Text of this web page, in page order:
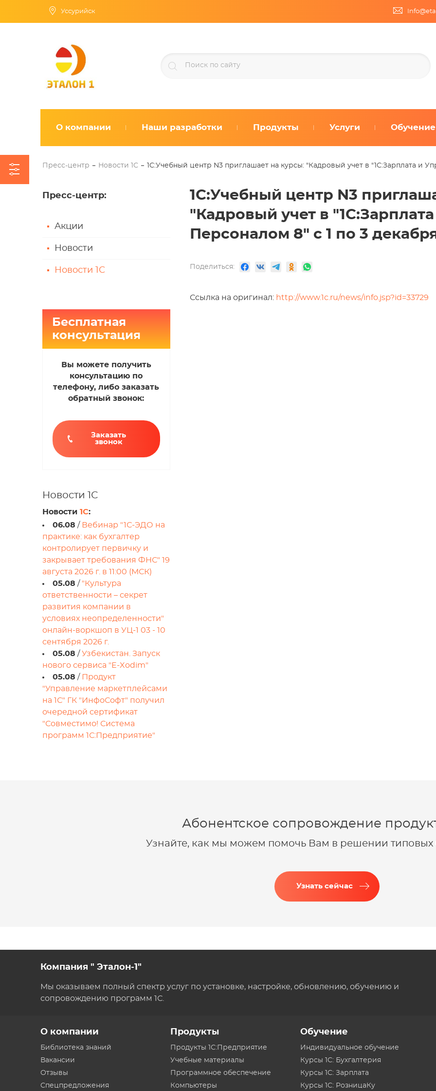
Уссурийск
О компании Наши разработки Продукты Услуги Обучение
Пресс-центр Новости 1С 1С:Учебный центр N3 приглашает на курсы: "Кадровый учет в "1С:Зарплата и
Пресс-центр:
Акции
Новости
Новости 1С
Бесплатная
консультация
Вы можете получить
консультацию по
телефону, либо заказать
обратный звонок:
Заказать
звонок
Новости 1С
Новости 1С:
06.08 / Вебинар "1С-ЭДО на
практике: как бухгалтер
контролирует первичку и
закрывает требования ФНС" 19
августа 2026 г. в 11:00 (МСК)
05.08 / "Культура
ответственности – секрет
развития компании в
условиях неопределенности"
онлайн-воркшоп в УЦ-1 03 - 10
сентября 2026 г.
05.08 / Узбекистан. Запуск
нового сервиса "E-Xodim"
05.08 / Продукт
"Управление маркетплейсами
на 1С" ГК "ИнфоСофт" получил
очередной сертификат
"Совместимо! Система
программ 1С:Предприятие"
1С:Учебный центр N3
"Кадровый учет в
Персоналом 8" с 1 по 3
Поделиться:
Ссылка на оригинал: http://www.1c.ru/news/info.jsp?id=33729
Абонентское сопровождение
Узнайте, как мы можем помочь Вам в решении типовых
Узнать сейчас
Компания " Эталон-1"
Мы оказываем полный спектр услуг по установке, настройке, обновлению, обучению и
сопровождению программ 1С.
О компании
Библиотека знаний
Вакансии
Отзывы
Спецпредложения
Продукты
Продукты 1С:Предприятие
Учебные материалы
Программное обеспечение
Компьютеры
Обучение
Индивидуальное обучение
Курсы 1С: Бухгалтерия
Курсы 1С: Зарплата
Курсы 1С: РозницаКу